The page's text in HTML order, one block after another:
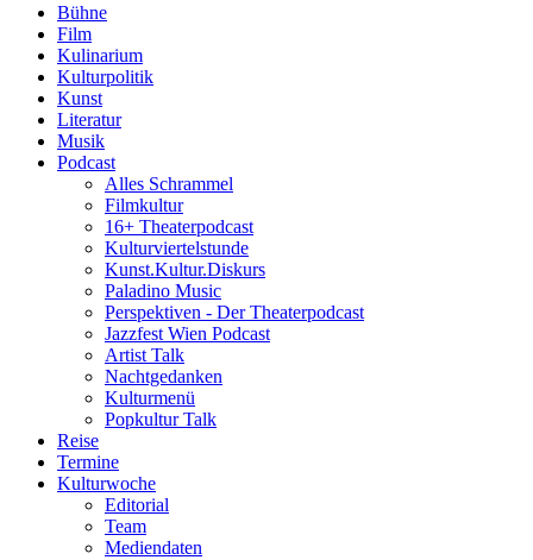
Bühne
Film
Kulinarium
Kulturpolitik
Kunst
Literatur
Musik
Podcast
Alles Schrammel
Filmkultur
16+ Theaterpodcast
Kulturviertelstunde
Kunst.Kultur.Diskurs
Paladino Music
Perspektiven - Der Theaterpodcast
Jazzfest Wien Podcast
Artist Talk
Nachtgedanken
Kulturmenü
Popkultur Talk
Reise
Termine
Kulturwoche
Editorial
Team
Mediendaten